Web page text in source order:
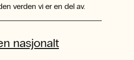
verden vi er en del av.
nasjonalt